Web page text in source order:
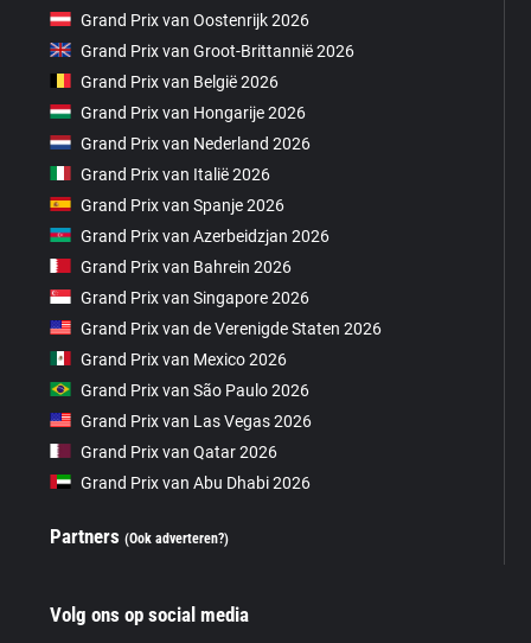
Grand Prix van Oostenrijk 2026
Grand Prix van Groot-Brittannië 2026
Grand Prix van België 2026
Grand Prix van Hongarije 2026
Grand Prix van Nederland 2026
Grand Prix van Italië 2026
Grand Prix van Spanje 2026
Grand Prix van Azerbeidzjan 2026
Grand Prix van Bahrein 2026
Grand Prix van Singapore 2026
Grand Prix van de Verenigde Staten 2026
Grand Prix van Mexico 2026
Grand Prix van São Paulo 2026
Grand Prix van Las Vegas 2026
Grand Prix van Qatar 2026
Grand Prix van Abu Dhabi 2026
Partners(Ook adverteren?)
Volg ons op social media